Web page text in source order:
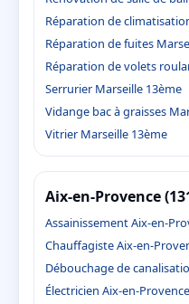
Réparation de
Réparation de fuites
Réparation de volets
Serrurier Marseille 13ème
Vidange bac à graisses
Vitrier Marseille 13ème
Aix-en-Provence
Assainissement Aix-en-
Chauffagiste Aix-en-
Débouchage de
Électricien Aix-en-Provence